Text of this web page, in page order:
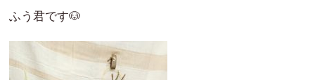
ふう君です🐶